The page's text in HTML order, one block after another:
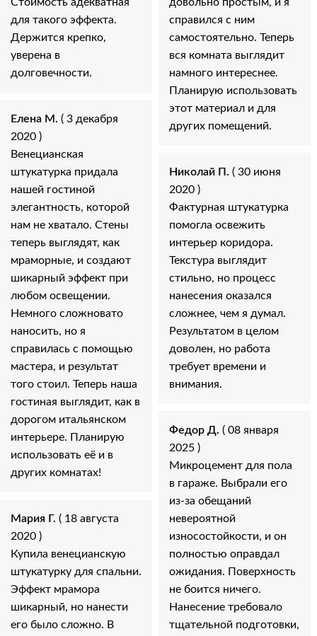
для такого эффекта.
Держится крепко,
уверена в
долговечности.
Елена М. ( 3 декабря
2020 )
Венецианская
штукатурка придала
нашей гостиной
элегантность, которой
нам не хватало. Стены
теперь выглядят, как
мраморные, и создают
шикарный эффект при
любом освещении.
Немного сложновато
наносить, но я
справилась с помощью
мастера, и результат
того стоил. Теперь наша
гостиная выглядит, как в
дорогом итальянском
интерьере. Планирую
использовать её и в
других комнатах!
Мария Г. ( 18 августа
2020 )
Купила венецианскую
штукатурку для спальни.
Эффект мрамора
шикарный, но нанести
его было сложно. В
справился с ним
самостоятельно. Теперь
вся комната выглядит
намного интереснее.
Планирую использовать
этот материал и для
других помещений.
Николай П. ( 30 июня
2020 )
Фактурная штукатурка
помогла освежить
интерьер коридора.
Текстура выглядит
стильно, но процесс
нанесения оказался
сложнее, чем я думал.
Результатом в целом
доволен, но работа
требует времени и
внимания.
Федор Д. ( 08 января
2025 )
Микроцемент для пола
в гараже. Выбрали его
из-за обещаний
невероятной
износостойкости, и он
полностью оправдал
ожидания. Поверхность
не боится ничего.
Нанесение требовало
тщательной подготовки,